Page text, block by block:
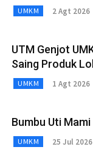
UMKM 2 Agt 2026
UTM Genjot
Saing Produk
UMKM 1 Agt 2026
Bumbu Uti
UMKM 25 Jul 2026